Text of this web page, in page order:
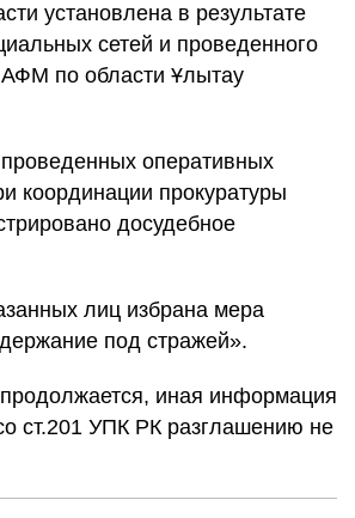
установлена в результате
сетей и проведенного
по области Ұлытау
оперативных
координации прокуратуры
досудебное
лиц избрана мера
под стражей».
иная информация
ст.201 УПК РК разглашению не